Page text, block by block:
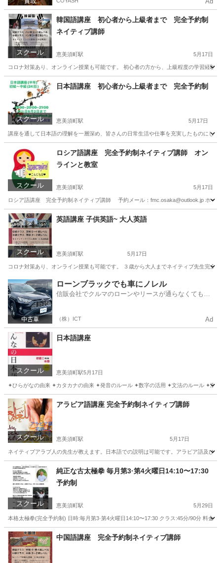
スクール
韓国語講座 初心者から上級者まで 完全予約制
ネイティブ講師
恵美須町駅 5月17日
コロナ対策あり、オンライン授業も可能です。 初心者の方から、上級程度の学習経
大阪 大阪市 恵美須町駅 韓国語 マンツーマン
スクール
日本語講座 初心者から上級者まで 完全予約制
恵美須町駅 5月17日
講座を通して日本語の理解を一層深め、皆さんの日常生活や仕事を充実したものにし
大阪 恵美須町駅 話し方 講座
スクール
ロシア語講座 完全予約制ネイティブ講師 オン
ラインと教室
恵美須町駅 5月17日
ロシア語講座 完全予約制ネイティブ講師 予約メール：fmc.osaka@outlook.jp ホー
大阪 大阪市 恵美須町駅 ロシア語 ロシア
スクール
英語講座 子供英語~ 大人英語
恵美須町駅 5月17日
コロナ対策あり、オンライン授業も可能です。 ３歳から大人までネイティブ先生完
大阪 大阪市 恵美須町駅 英会話 TOEIC
ローンブラックでも車にノレル
信販会社でクルマのローンやリースが通らなくてもク
（株）ICT Ad
スクール
日本語講座
恵美須町駅5月17日
✦ひらがなの由来 ✦カタカナの由来 ✦発音のルール ✦数字の活用 ✦文法のルール ✦漢
大阪 大阪市 恵美須町駅 日本語 講座
スクール
アラビア語講座 完全予約制ネイティブ講師
恵美須町駅 5月17日
ネイティブアラブ人の先生が教えます。日本語での説明は可能です。アラビア語及び
大阪 大阪市 恵美須町駅 その他 アラビア語
スクール
純正な古太極拳 毎月第3·第4火曜日14:10〜17:30
予約制
恵美須町駅 5月29日
本格太極拳(完全予約制) 日時:毎月第3·第4火曜日14:10〜17:30 クラス:45分/90分 料
大阪 大阪市 恵美須町駅 太極拳 功夫
中国語講座 完全予約制ネイティブ講師